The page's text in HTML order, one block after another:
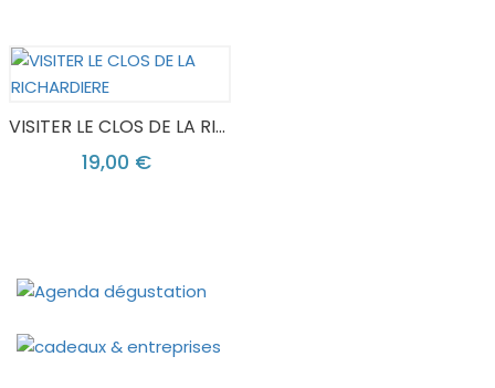
VISITER LE CLOS DE LA RICHARDIERE
19,00 €